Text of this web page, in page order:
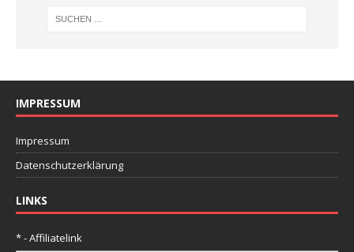
IMPRESSUM
Impressum
Datenschutzerklärung
LINKS
* - Affiliatelink